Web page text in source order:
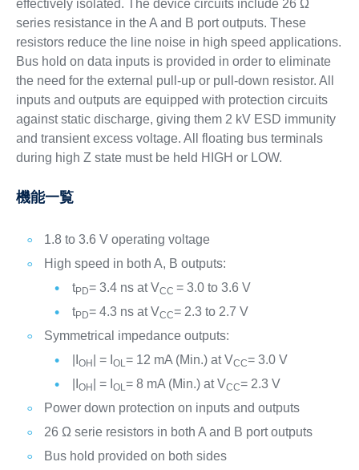
effectively isolated. The device circuits include 26 Ω
series resistance in the A and B port outputs. These
resistors reduce the line noise in high speed applications.
Bus hold on data inputs is provided in order to eliminate
the need for the external pull-up or pull-down resistor. All
inputs and outputs are equipped with protection circuits
against static discharge, giving them 2 kV ESD immunity
and transient excess voltage. All floating bus terminals
during high Z state must be held HIGH or LOW.
機能一覧
1.8 to 3.6 V operating voltage
High speed in both A, B outputs:
tPD= 3.4 ns at VCC = 3.0 to 3.6 V
tPD= 4.3 ns at VCC= 2.3 to 2.7 V
Symmetrical impedance outputs:
OH | = I OL= 12 mA (Min.) at VCC= 3.0 V
OH | = I OL= 8 mA (Min.) at VCC= 2.3 V
Power down protection on inputs and outputs
26 Ω serie resistors in both A and B port outputs
Bus hold provided on both sides